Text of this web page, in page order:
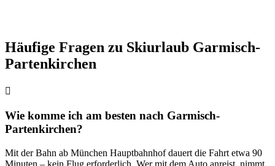
Häufige Fragen zu Skiurlaub Garmisch-
Partenkirchen
Wie komme ich am besten nach Garmisch-
Partenkirchen?
Mit der Bahn ab München Hauptbahnhof dauert die Fahrt etwa 90
Minuten – kein Flug erforderlich. Wer mit dem Auto anreist, nimmt